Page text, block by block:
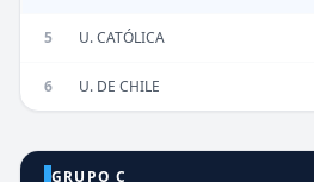
5 U. CATÓLICA
6 U. DE CHILE
GRUPO C